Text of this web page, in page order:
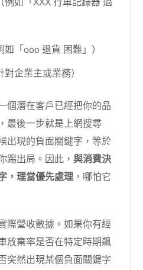
「ooo 退貨 困難」）
企業主或業務）
個潛在客戶已經把你的品
最後一步就是上網搜尋
出現的負面關鍵字，等於
踢出局。因此，與消費決
，理當優先處理 ，哪怕它
際營收數據。如果你有經
放棄率是否在特定時期飆
突然出現某個負面關鍵字